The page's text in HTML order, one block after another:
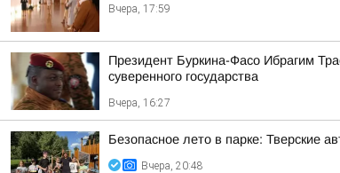
Вчера, 17:59
Президент Буркина-Фасо Ибрагим
суверенного государства
Вчера, 16:27
Безопасное лето в парке: Тверские
Вчера, 20:48